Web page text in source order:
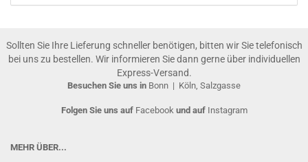
Sollten Sie Ihre Lieferung schneller benötigen, bitten wir Sie telefonisch
bei uns zu bestellen. Wir informieren Sie dann gerne über individuellen
Express-Versand.
Besuchen Sie uns in Bonn | Köln, Salzgasse
Folgen Sie uns auf Facebook und auf Instagram
MEHR ÜBER...